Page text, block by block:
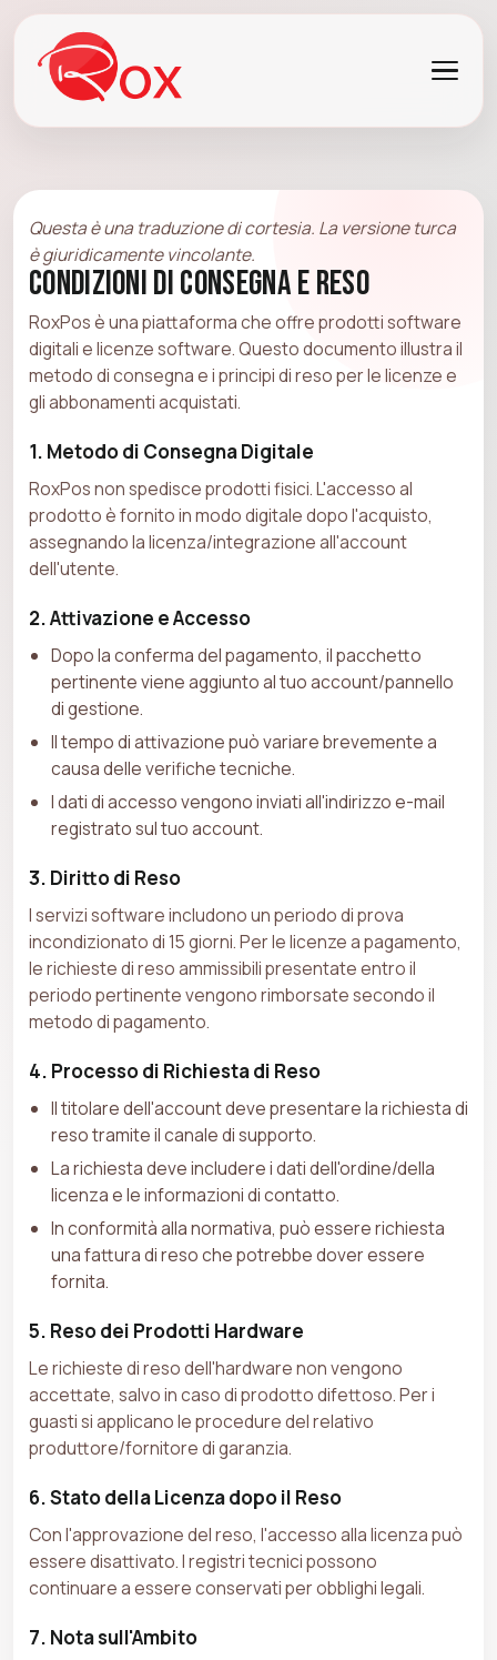
Questa è una traduzione di cortesia. La versione turca
è giuridicamente vincolante.
Condizioni di Consegna e Reso
RoxPos è una piattaforma che offre prodotti software
digitali e licenze software. Questo documento illustra il
metodo di consegna e i principi di reso per le licenze e
gli abbonamenti acquistati.
1. Metodo di Consegna Digitale
RoxPos non spedisce prodotti fisici. L'accesso al
prodotto è fornito in modo digitale dopo l'acquisto,
assegnando la licenza/integrazione all'account
dell'utente.
2. Attivazione e Accesso
Dopo la conferma del pagamento, il pacchetto
pertinente viene aggiunto al tuo account/pannello
di gestione.
Il tempo di attivazione può variare brevemente a
causa delle verifiche tecniche.
I dati di accesso vengono inviati all'indirizzo e-mail
registrato sul tuo account.
3. Diritto di Reso
I servizi software includono un periodo di prova
incondizionato di 15 giorni. Per le licenze a pagamento,
le richieste di reso ammissibili presentate entro il
periodo pertinente vengono rimborsate secondo il
metodo di pagamento.
4. Processo di Richiesta di Reso
Il titolare dell'account deve presentare la richiesta di
reso tramite il canale di supporto.
La richiesta deve includere i dati dell'ordine/della
licenza e le informazioni di contatto.
In conformità alla normativa, può essere richiesta
una fattura di reso che potrebbe dover essere
fornita.
5. Reso dei Prodotti Hardware
Le richieste di reso dell'hardware non vengono
accettate, salvo in caso di prodotto difettoso. Per i
guasti si applicano le procedure del relativo
produttore/fornitore di garanzia.
6. Stato della Licenza dopo il Reso
Con l'approvazione del reso, l'accesso alla licenza può
essere disattivato. I registri tecnici possono
continuare a essere conservati per obblighi legali.
7. Nota sull'Ambito